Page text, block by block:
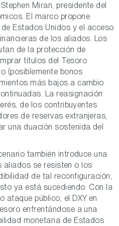
Miran, presidente del
El marco propone
Estados Unidos y el acceso
de los aliados. Los
de la protección de
títulos del Tesoro
(posiblemente bonos
más bajos a cambio
La reasignación
de los contribuyentes
de reservas extranjeras,
una duación sostenida del
también introduce una
aliados se resisten o los
de tal reconfiguración,
ya está sucediendo. Con la
ataque público, el DXY en
enfrentándose a una
monetaria de Estados